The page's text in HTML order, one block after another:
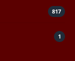
817
1